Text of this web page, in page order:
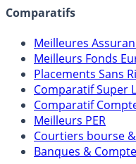
Meilleures
Meilleurs Fonds
Placements Sans
Comparatif Super
Comparatif
Meilleurs PER
Courtiers bourse &